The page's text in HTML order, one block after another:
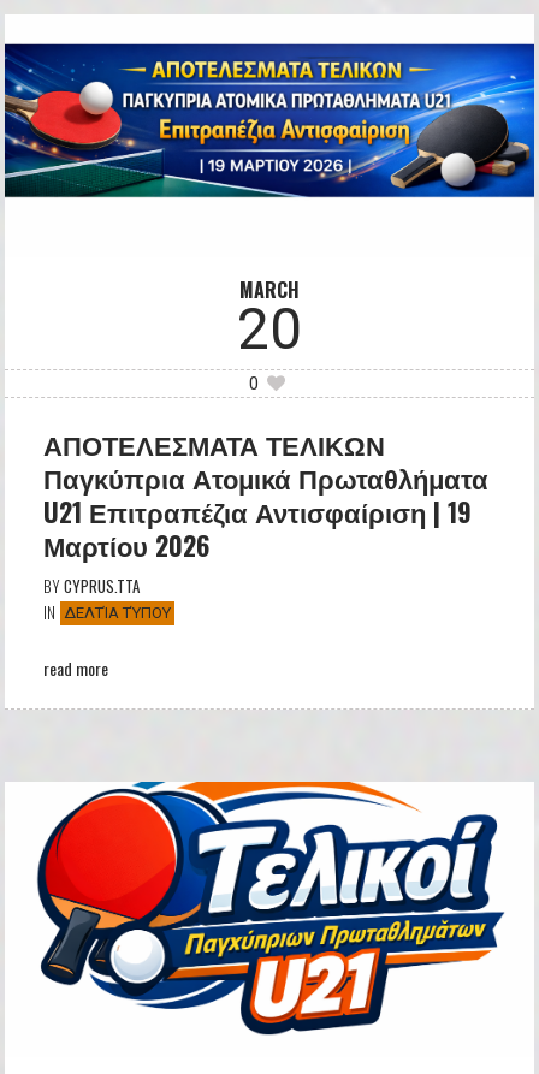
MARCH
20
0
ΑΠΟΤΕΛΕΣΜΑΤΑ ΤΕΛΙΚΩΝ
Παγκύπρια Ατομικά Πρωταθλήματα
U21 Επιτραπέζια Αντισφαίριση | 19
Μαρτίου 2026
BYCYPRUS.TTA
IN ΔΕΛΤΊΑ ΤΎΠΟΥ
read more